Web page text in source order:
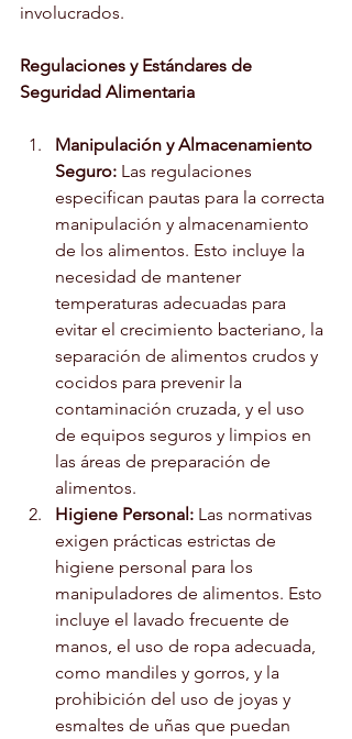
involucrados.
Regulaciones y Estándares de
Seguridad Alimentaria
Manipulación y Almacenamiento
Seguro: Las regulaciones
especifican pautas para la correcta
manipulación y almacenamiento
de los alimentos. Esto incluye la
necesidad de mantener
temperaturas adecuadas para
evitar el crecimiento bacteriano, la
separación de alimentos crudos y
cocidos para prevenir la
contaminación cruzada, y el uso
de equipos seguros y limpios en
las áreas de preparación de
alimentos.
Higiene Personal: Las normativas
exigen prácticas estrictas de
higiene personal para los
manipuladores de alimentos. Esto
incluye el lavado frecuente de
manos, el uso de ropa adecuada,
como mandiles y gorros, y la
prohibición del uso de joyas y
esmaltes de uñas que puedan